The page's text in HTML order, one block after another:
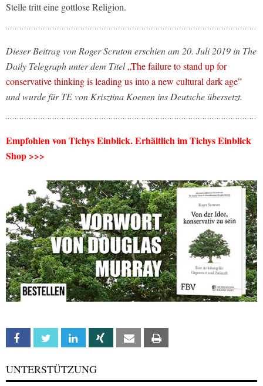
Stelle tritt eine gottlose Religion.
Dieser Beitrag von Roger Scruton erschien am 20. Juli 2019 in The
Daily Telegraph unter dem Titel„The failure to stand up for
conservative thinking is leading us into a new cultural dark age”
und wurde für TE von Krisztina Koenen ins Deutsche übersetzt.
Empfohlen von Tichys Einblick. Erhältlich im Tichys Einblick
Shop >>>
Facebook Twitter Linkedin Xing Email
UNTERSTÜTZUNG